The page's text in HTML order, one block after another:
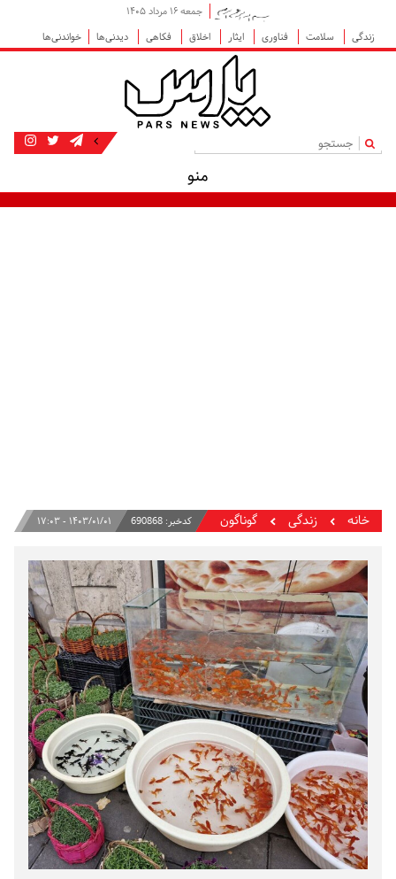
جمعه ۱۶ مرداد ۱۴۰۵
زندگی
سلامت فناوری ایثار اخلاق فکاهی دیدنی‌ها خواندنی‌ها
|
منو
خانه زندگی گوناگون کدخبر: 690868 ۱۴۰۳/۰۱/۰۱ - ۱۷:۰۳